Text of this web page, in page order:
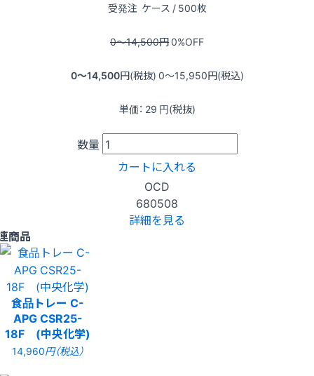
受発注 ケース / 500枚
0〜14,500円0%OFF
0〜14,500円(税抜) 0〜15,950円(税込)
単価： 29 円(税抜)
数量
カートに入れる
OCD
680508
詳細を見る
商品
食品トレー C-
APG CSR25-
18F (中央化学)
14,960円（税込）